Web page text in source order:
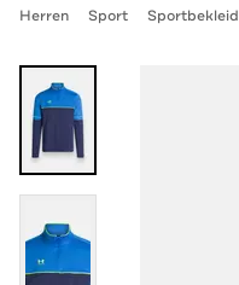
Herren Sport